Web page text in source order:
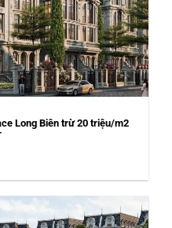
Long Biên trừ 20 triệu/m2